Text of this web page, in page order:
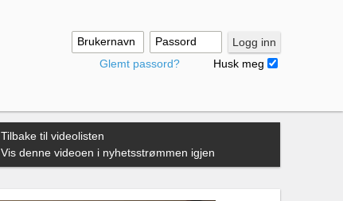
Brukernavn Passord
Logg inn
Glemt passord?
Husk meg
Tilbake til videolisten
Vis denne videoen i nyhetsstrømmen igjen